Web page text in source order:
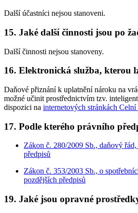
Další účastníci nejsou stanoveni.
15. Jaké další činnosti jsou po
Další činnosti nejsou stanoveny.
16. Elektronická služba, kterou
Daňové přiznání k uplatnění nároku na
možné učinit prostřednictvím tzv.
dispozici na internetových stránkách
17. Podle kterého právního
Zákon č. 280/2009 Sb., daňový
předpisů
Zákon č. 353/2003 Sb., o
pozdějších předpisů
19. Jaké jsou opravné